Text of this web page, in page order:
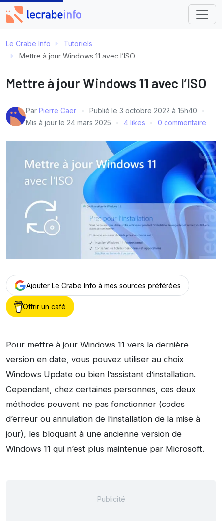
Le Crabe Info
Tutoriels
Mettre à jour Windows 11 avec l’ISO
Mettre à jour Windows 11 avec l’ISO
Par Pierre Caer Publié le 3 octobre 2022 à 15h40
Mis à jour le 24 mars 2025 4 likes 0 commentaire
Ajouter Le Crabe Info à mes sources préférées
Offrir un café
Pour mettre à jour Windows 11 vers la dernière
version en date, vous pouvez utiliser au choix
Windows Update ou bien l’assistant d’installation.
Cependant, chez certaines personnes, ces deux
méthodes peuvent ne pas fonctionner (codes
d’erreur ou annulation de l’installation de la mise à
jour), les bloquant à une ancienne version de
Windows 11 qui n’est plus maintenue par Microsoft.